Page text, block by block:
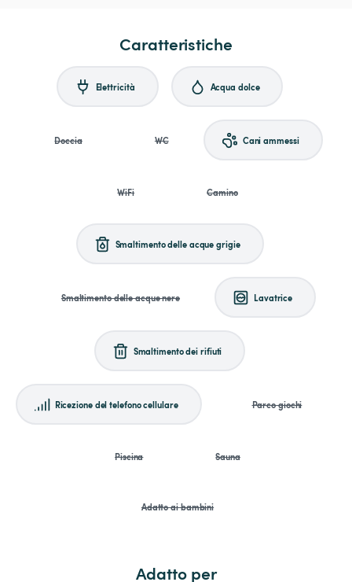
Caratteristiche
Elettricità Acqua dolce
Doccia WC Cani ammessi
WiFi Camino
Smaltimento delle acque grigie
Smaltimento delle acque nere Lavatrice
Smaltimento dei rifiuti
Ricezione del telefono cellulare Parco giochi
Piscina Sauna
Adatto ai bambini
Adatto per